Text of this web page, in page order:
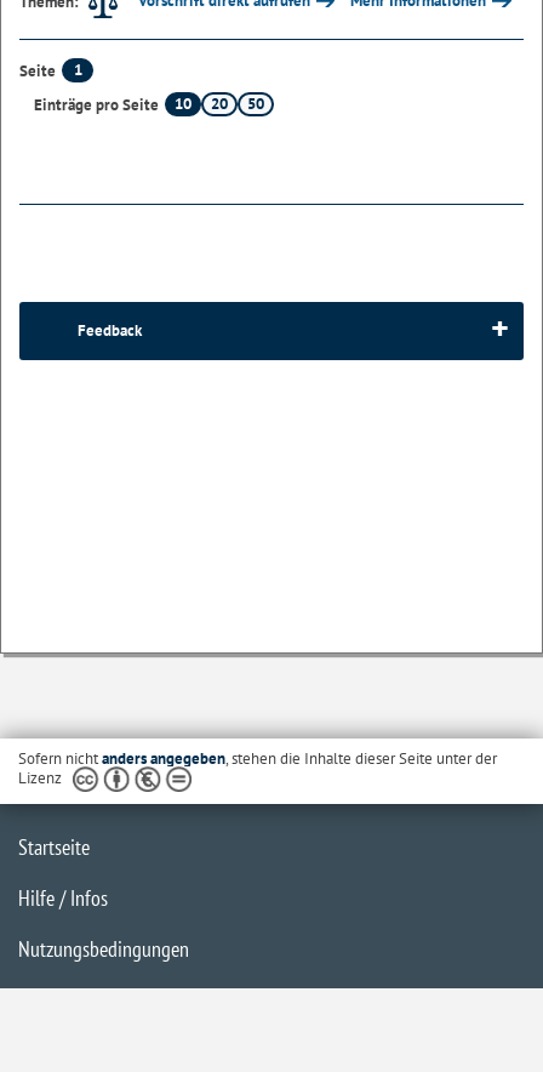
Seite
1
Einträge pro Seite
10 20 50
Feedback
Sofern nichtanders angegeben, stehen die Inhalte dieser Seite unter der
Lizenz
Startseite
Hilfe / Infos
Nutzungsbedingungen